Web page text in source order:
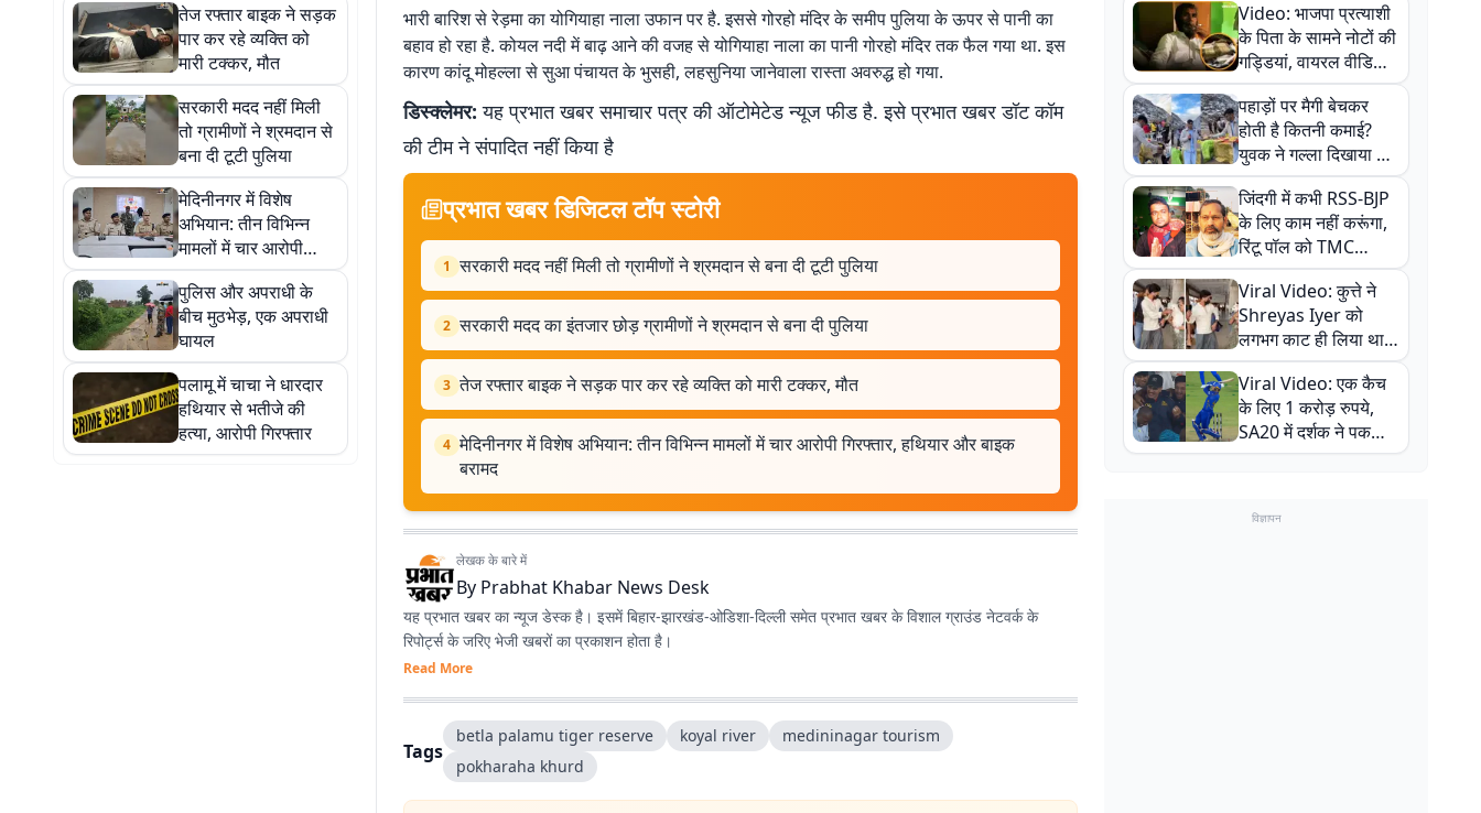
तेज रफ्तार बाइक ने सड़क
पार कर रहे व्यक्ति को
मारी टक्कर, मौत
सरकारी मदद नहीं मिली
तो ग्रामीणों ने श्रमदान से
बना दी टूटी पुलिया
मेदिनीनगर में विशेष
अभियान: तीन विभिन्न
मामलों में चार आरोपी
गिरफ्तार, हथियार और
बाइक बरामद
पुलिस और अपराधी के
बीच मुठभेड़, एक अपराधी
घायल
पलामू में चाचा ने धारदार
हथियार से भतीजे की
हत्या, आरोपी गिरफ्तार
भारी बारिश से रेड़मा का योगियाहा नाला उफान पर है. इससे गोरहो मंदिर के समीप पुलिया के ऊपर से पानी का
बहाव हो रहा है. कोयल नदी में बाढ़ आने की वजह से योगियाहा नाला का पानी गोरहो मंदिर तक फैल गया था. इस
कारण कांदू मोहल्ला से सुआ पंचायत के भुसही, लहसुनिया जानेवाला रास्ता अवरुद्ध हो गया.
डिस्क्लेमर: यह प्रभात खबर समाचार पत्र की ऑटोमेटेड न्यूज फीड है. इसे प्रभात खबर डॉट कॉम
की टीम ने संपादित नहीं किया है
प्रभात खबर डिजिटल टॉप स्टोरी
1 सरकारी मदद नहीं मिली तो ग्रामीणों ने श्रमदान से बना दी टूटी पुलिया
2 सरकारी मदद का इंतजार छोड़ ग्रामीणों ने श्रमदान से बना दी पुलिया
3 तेज रफ्तार बाइक ने सड़क पार कर रहे व्यक्ति को मारी टक्कर, मौत
4 मेदिनीनगर में विशेष अभियान: तीन विभिन्न मामलों में चार आरोपी गिरफ्तार, हथियार और बाइक
बरामद
लेखक के बारे में
By Prabhat Khabar News Desk
यह प्रभात खबर का न्यूज डेस्क है। इसमें बिहार-झारखंड-ओडिशा-दिल्‍ली समेत प्रभात खबर के विशाल ग्राउंड नेटवर्क के
रिपोर्ट्स के जरिए भेजी खबरों का प्रकाशन होता है।
Read More
Tags
betla palamu tiger reserve koyal river
medininagar tourism
pokharaha khurd
Video: भाजपा प्रत्याशी
के पिता के सामने नोटों की
गड्डियां, वायरल वीडियो
से राजनीति में उबाल,
अजित महतो बोले- TMC
की गंदी चाल
पहाड़ों पर मैगी बेचकर
होती है कितनी कमाई?
युवक ने गल्ला दिखाया तो
नौकरी वालों के खड़े हो गए
कान
जिंदगी में कभी RSS-BJP
के लिए काम नहीं करूंगा,
रिंटू पॉल को TMC
ऑफिस में ले जाकर पीटा,
Video वायरल
Viral Video: कुत्ते ने
Shreyas Iyer को
लगभग काट ही लिया था,
न्यूजीलैंड सीरीज से पहले
बाल-बाल बचे
Viral Video: एक कैच
के लिए 1 करोड़ रुपये,
SA20 में दर्शक ने पकड़ा
एक हाथ से गजब का कैच
विज्ञापन